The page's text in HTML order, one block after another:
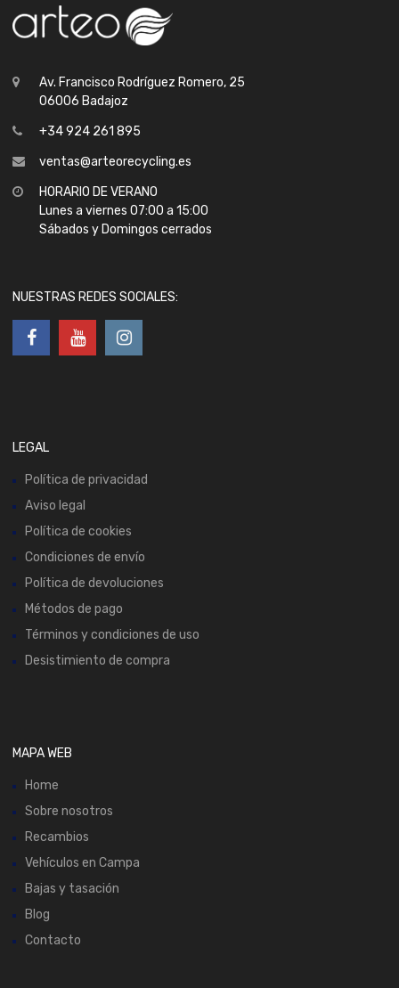
Av. Francisco Rodríguez Romero, 25
06006 Badajoz
+34 924 261 895
ventas@arteorecycling.es
HORARIO DE VERANO
Lunes a viernes 07:00 a 15:00
Sábados y Domingos cerrados
NUESTRAS REDES SOCIALES:
LEGAL
Política de privacidad
Aviso legal
Política de cookies
Condiciones de envío
Política de devoluciones
Métodos de pago
Términos y condiciones de uso
Desistimiento de compra
MAPA WEB
Home
Sobre nosotros
Recambios
Vehículos en Campa
Bajas y tasación
Blog
Contacto